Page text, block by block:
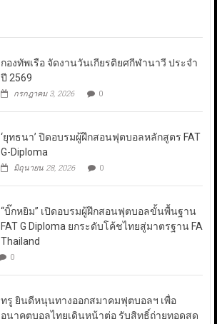
กองทัพเรือ จัดงานวันเกียรติยศกีฬานาวี ประจำ
ปี 2569
กรกฎาคม 3, 2026 0
‘ยุทธนา’ ปิดอบรมผู้ฝึกสอนฟุตบอลหลักสูตร FAT
G-Diploma
มิถุนายน 28, 2026 0
“บิ๊กหยิม” เปิดอบรมผู้ฝึกสอนฟุตบอลขั้นพื้นฐาน
FAT G Diploma ยกระดับโค้ชไทยสู่มาตรฐาน FA
Thailand
0
ทรู ยินดีหนุนทางออกสมาคมฟุตบอลฯ เพื่อ
อนาคตบอลไทยเดินหน้าต่อ รับสิทธิ์ถ่ายทอดสด